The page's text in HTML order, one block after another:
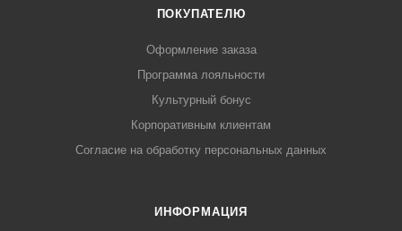
ПОКУПАТЕЛЮ
Оформление заказа
Программа лояльности
Культурный бонус
Корпоративным клиентам
Согласие на обработку персональных данных
ИНФОРМАЦИЯ